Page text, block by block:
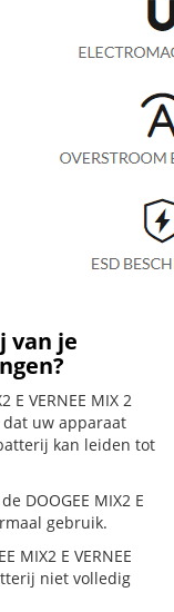
van je
E VERNEE MIX 2
uw apparaat
kan leiden tot
DOOGEE MIX2 E
gebruik.
MIX2 E VERNEE
niet volledig